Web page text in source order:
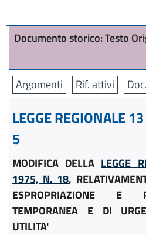
Documento storico: Testo
Argomenti Rif. attivi
LEGGE REGIONALE
5
MODIFICA DELLA LEGGE
1975, N. 18,
ESPROPRIAZIONE E
TEMPORANEA E DI
UTILITA'